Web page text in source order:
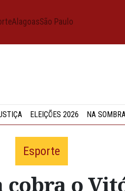
AlagoasSão Paulo
ELEIÇÕES 2026 NA
Esporte
cobra o